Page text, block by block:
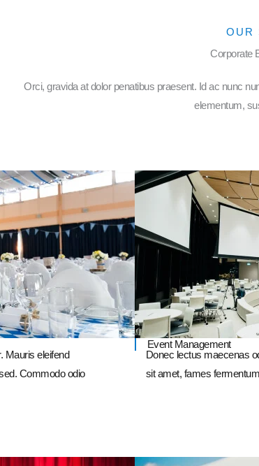
OUR
Corporate
Orci, gravida at dolor penatibus praesent. Id ac nunc
elementum,
Mauris eleifend
Commodo odio
Event Management
Donec lectus maecenas
sit amet, fames